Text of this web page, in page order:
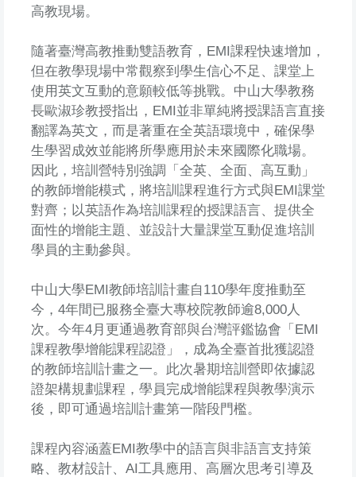
高教現場。
隨著臺灣高教推動雙語教育，EMI課程快速增加，
但在教學現場中常觀察到學生信心不足、課堂上
使用英文互動的意願較低等挑戰。中山大學教務
長歐淑珍教授指出，EMI並非單純將授課語言直接
翻譯為英文，而是著重在全英語環境中，確保學
生學習成效並能將所學應用於未來國際化職場。
因此，培訓營特別強調「全英、全面、高互動」
的教師增能模式，將培訓課程進行方式與EMI課堂
對齊；以英語作為培訓課程的授課語言、提供全
面性的增能主題、並設計大量課堂互動促進培訓
學員的主動參與。
中山大學EMI教師培訓計畫自110學年度推動至
今，4年間已服務全臺大專校院教師逾8,000人
次。今年4月更通過教育部與台灣評鑑協會「EMI
課程教學增能課程認證」，成為全臺首批獲認證
的教師培訓計畫之一。此次暑期培訓營即依據認
證架構規劃課程，學員完成增能課程與教學演示
後，即可通過培訓計畫第一階段門檻。
課程內容涵蓋EMI教學中的語言與非語言支持策
略、教材設計、AI工具應用、高層次思考引導及